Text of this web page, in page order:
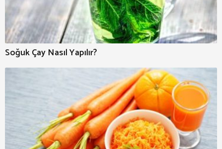
Soğuk Çay Nasıl Yapılır?